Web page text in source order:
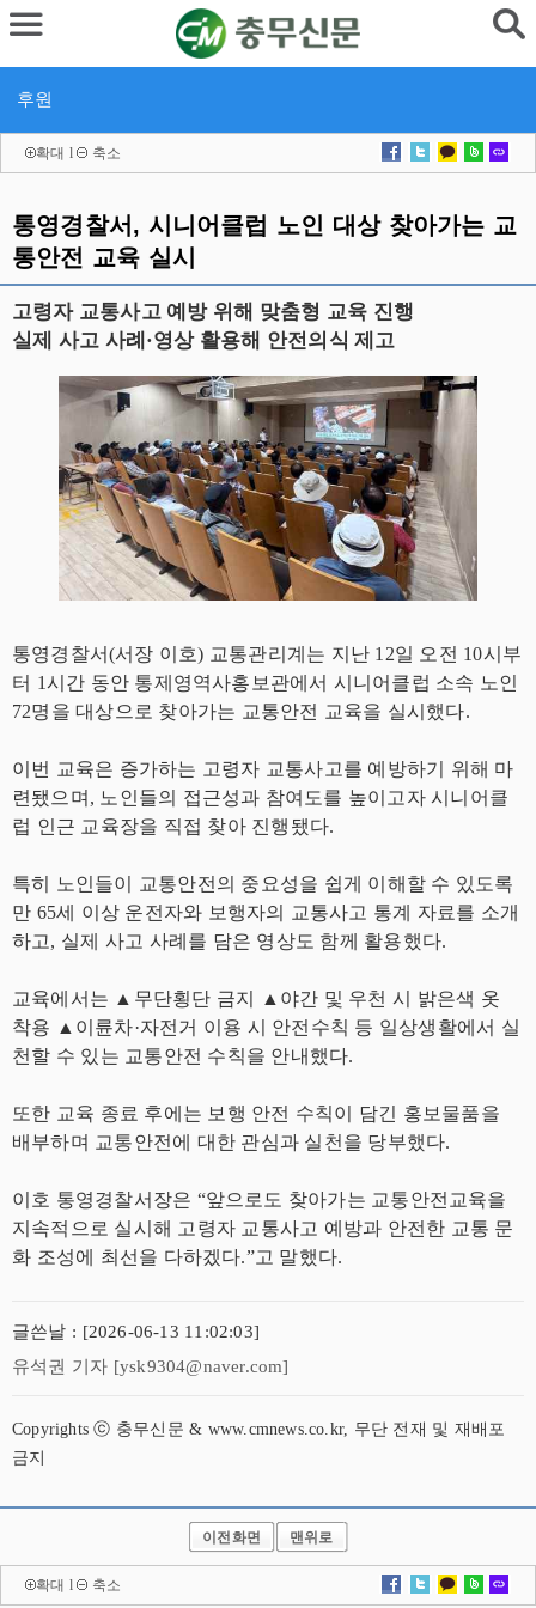
후원
확대 l 축소
통영경찰서, 시니어클럽 노인 대상 찾아가는 교
통안전 교육 실시
고령자 교통사고 예방 위해 맞춤형 교육 진행
실제 사고 사례·영상 활용해 안전의식 제고
통영경찰서(서장 이호) 교통관리계는 지난 12일 오전 10시부
터 1시간 동안 통제영역사홍보관에서 시니어클럽 소속 노인
72명을 대상으로 찾아가는 교통안전 교육을 실시했다.
이번 교육은 증가하는 고령자 교통사고를 예방하기 위해 마
련됐으며, 노인들의 접근성과 참여도를 높이고자 시니어클
럽 인근 교육장을 직접 찾아 진행됐다.
특히 노인들이 교통안전의 중요성을 쉽게 이해할 수 있도록
만 65세 이상 운전자와 보행자의 교통사고 통계 자료를 소개
하고, 실제 사고 사례를 담은 영상도 함께 활용했다.
교육에서는 ▲무단횡단 금지 ▲야간 및 우천 시 밝은색 옷
착용 ▲이륜차·자전거 이용 시 안전수칙 등 일상생활에서 실
천할 수 있는 교통안전 수칙을 안내했다.
또한 교육 종료 후에는 보행 안전 수칙이 담긴 홍보물품을
배부하며 교통안전에 대한 관심과 실천을 당부했다.
이호 통영경찰서장은 “앞으로도 찾아가는 교통안전교육을
지속적으로 실시해 고령자 교통사고 예방과 안전한 교통 문
화 조성에 최선을 다하겠다.”고 말했다.
글쓴날 : [2026-06-13 11:02:03]
유석권 기자 [ysk9304@naver.com]
Copyrights ⓒ 충무신문 & www.cmnews.co.kr, 무단 전재 및 재배포
금지
이전화면 맨위로
확대 l 축소